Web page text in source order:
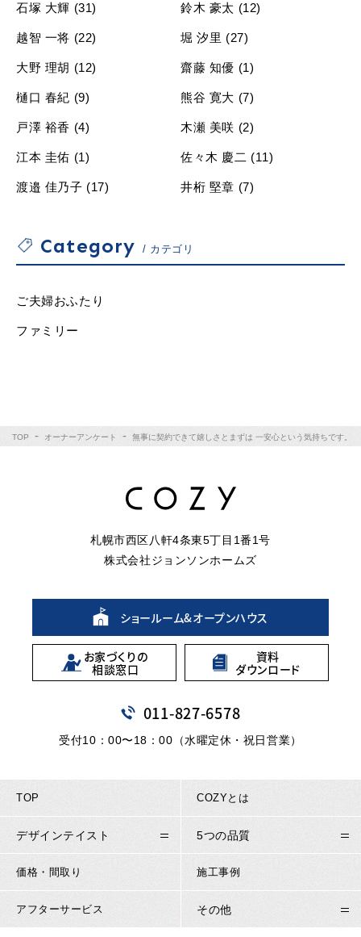
Category カテゴリ
ご夫婦おふたり
ファミリー
石塚 大輝 (31) 鈴木 豪太 (12)
越智 一将 (22) 堀 汐里 (27)
大野 理胡 (12) 齋藤 知優 (1)
樋口 春紀 (9) 熊谷 寛大 (7)
戸澤 裕香 (4) 木瀬 美咲 (2)
江本 圭佑 (1) 佐々木 慶二 (11)
渡邉 佳乃子 (17) 井桁 堅章 (7)
TOP オーナーアンケート 無事に契約できて嬉しさとまずは 一安心という気持ちです。
札幌市西区八軒4条東5丁目1番1号
株式会社ジョンソンホームズ
ショールーム&オープンハウス
お家づくりの
相談窓口
資料
ダウンロード
011-827-6578
受付10：00〜18：00（水曜定休・祝日営業）
TOP COZYとは
デザインテイスト 5つの品質
価格・間取り 施工事例
アフターサービス その他